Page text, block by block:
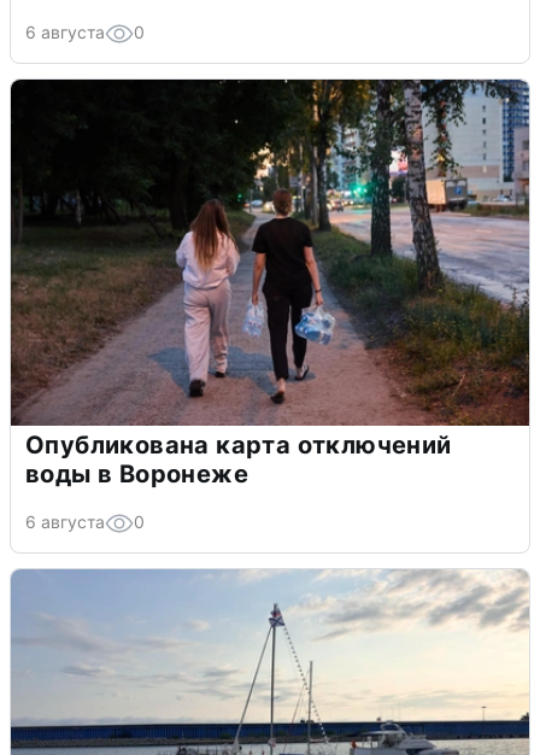
6 августа 0
Опубликована карта отключений
воды в Воронеже
6 августа 0